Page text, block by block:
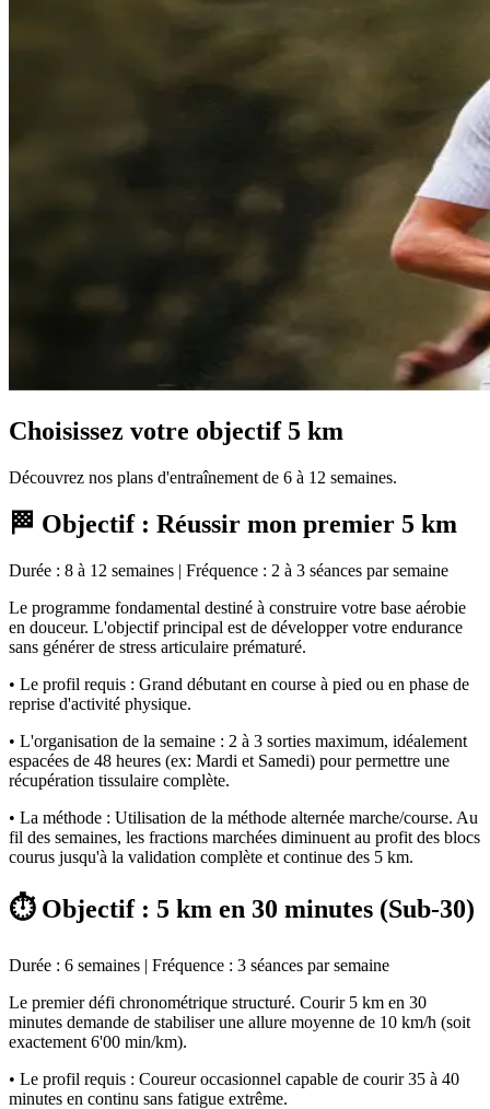
Choisissez votre objectif 5 km
Découvrez nos plans d'entraînement de 6 à 12 semaines.
🏁 Objectif : Réussir mon premier 5 km
Durée : 8 à 12 semaines | Fréquence : 2 à 3 séances par semaine
Le programme fondamental destiné à construire votre base aérobie
en douceur. L'objectif principal est de développer votre endurance
sans générer de stress articulaire prématuré.
• Le profil requis : Grand débutant en course à pied ou en phase de
reprise d'activité physique.
• L'organisation de la semaine : 2 à 3 sorties maximum, idéalement
espacées de 48 heures (ex: Mardi et Samedi) pour permettre une
récupération tissulaire complète.
• La méthode : Utilisation de la méthode alternée marche/course. Au
fil des semaines, les fractions marchées diminuent au profit des blocs
courus jusqu'à la validation complète et continue des 5 km.
⏱️ Objectif : 5 km en 30 minutes (Sub-30)
Durée : 6 semaines | Fréquence : 3 séances par semaine
Le premier défi chronométrique structuré. Courir 5 km en 30
minutes demande de stabiliser une allure moyenne de 10 km/h (soit
exactement 6'00 min/km).
• Le profil requis : Coureur occasionnel capable de courir 35 à 40
minutes en continu sans fatigue extrême.